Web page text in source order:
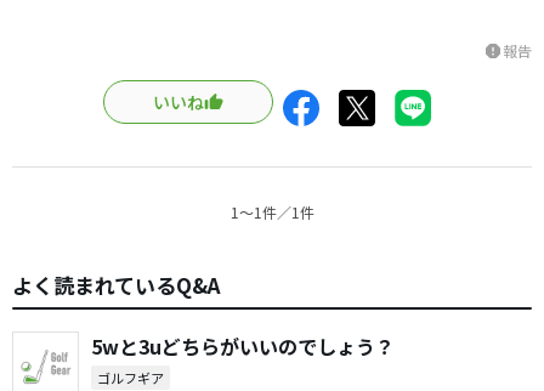
report報告
いいね
1〜1件／1件
よく読まれているQ&A
5wと3uどちらがいいのでしょう？
ゴルフギア